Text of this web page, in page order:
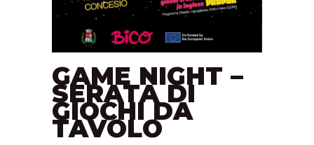
GAME NIGHT –
SERATA DI
GIOCHI DA
TAVOLO